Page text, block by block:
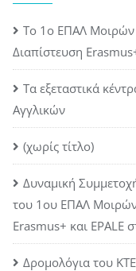
Το 1ο ΕΠΑΛ Μοιρών
Διαπίστευση
Τα εξεταστικά
Αγγλικών
(χωρίς τίτλο)
Δυναμική
του 1ου ΕΠΑΛ Μοιρών
Erasmus+ και EPALE
Δρομολόγια του